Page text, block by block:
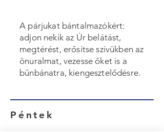
A párjukat bántalmazókért:
adjon nekik az Úr belátást,
megtérést, erősítse szívükben az
önuralmat, vezesse őket is a
bűnbánatra, kiengesztelődésre.
Péntek